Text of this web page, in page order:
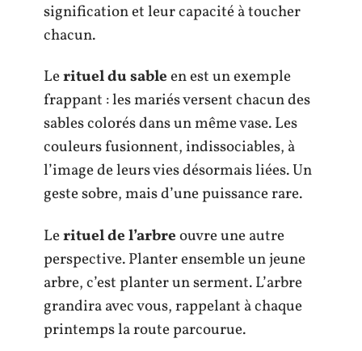
signification et leur capacité à toucher
chacun.
Lerituel du sableen est un exemple
frappant : les mariés versent chacun des
sables colorés dans un même vase. Les
couleurs fusionnent, indissociables, à
l’image de leurs vies désormais liées. Un
geste sobre, mais d’une puissance rare.
Lerituel de l’arbreouvre une autre
perspective. Planter ensemble un jeune
arbre, c’est planter un serment. L’arbre
grandira avec vous, rappelant à chaque
printemps la route parcourue.